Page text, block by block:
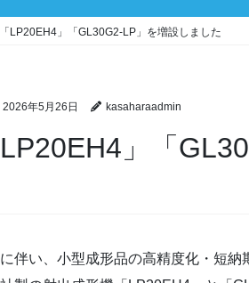
LP20EH4」「GL30G2-LP」を増設しました
2026年5月26日 kasaharaadmin
」「
伴い、小型成形品の高精度化・短納